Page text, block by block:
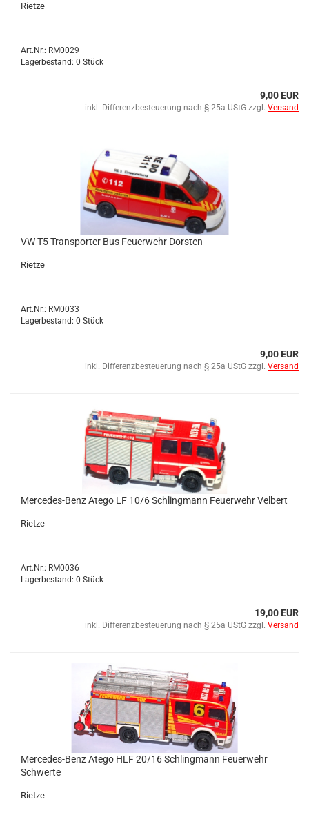
Riet­ze
Art.Nr.: RM0029
Lagerbestand: 0 Stück
9,00 EUR
inkl. Differenzbesteuerung nach § 25a UStG zzgl. Versand
VW T5 Trans­por­ter Bus Feu­er­wehr Dors­ten
Riet­ze
Art.Nr.: RM0033
Lagerbestand: 0 Stück
9,00 EUR
inkl. Differenzbesteuerung nach § 25a UStG zzgl. Versand
Mercedes-​​Benz Atego LF 10/6 Schling­mann Feu­er­wehr Vel­bert
Riet­ze
Art.Nr.: RM0036
Lagerbestand: 0 Stück
19,00 EUR
inkl. Differenzbesteuerung nach § 25a UStG zzgl. Versand
Mercedes-​​Benz Atego HLF 20/16 Schling­mann Feu­er­wehr
Schwer­te
Riet­ze